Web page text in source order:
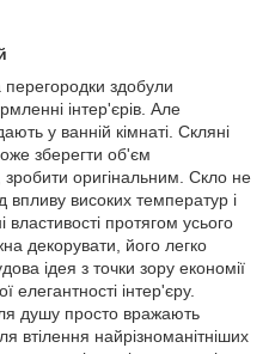
перегородки здобули
інтер'єрів. Але
у ванній кімнаті. Скляні
зберегти об'єм
оригінальним. Скло не
впливу високих температур і
властивості протягом усього
декорувати, його легко
ідея з точки зору економії
елегантності інтер'єру.
душу просто вражають
втілення найрізноманітніших